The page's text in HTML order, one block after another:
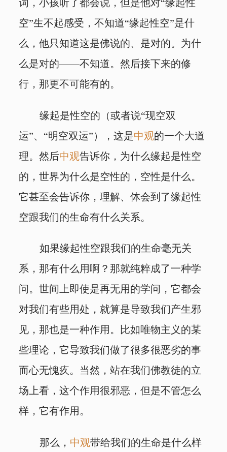
词，小孩听了都会说，但是他对“缘起性
空”生不起感受，不知道“缘起性空”是什
么，他只知道这是佛说的、是对的。为什
么是对的——不知道。然后接下来的修
行，那更不可能有的。
缘起是性空的（或者说“现空双
运”、“明空双运”），这是中观的一个大道
理。然后中观告诉你，为什么缘起是性空
的，世界为什么是空性的，空性是什么。
它甚至会告诉你，理解、体会到了缘起性
空跟我们的生命有什么关系。
如果缘起性空跟我们的生命毫无关
系，那有什么用啊？那就纯粹成了一种学
问。世间上即使是再无用的学问，它都会
对我们有些用处，就算是导致我们产生邪
见，那也是一种作用。比如唯物主义的某
些理论，它导致我们做了很多很恶劣的事
而心无愧疚。当然，站在我们佛教徒的立
场上看，这个作用很邪恶，但是不管怎么
样，它有作用。
那么， 中观带给我们的生命是什么样